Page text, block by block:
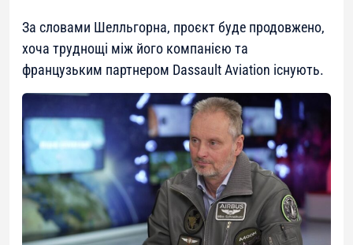
За словами Шелльгорна, проєкт буде продовжено,
хоча труднощі між його компанією та
французьким партнером Dassault Aviation існують.